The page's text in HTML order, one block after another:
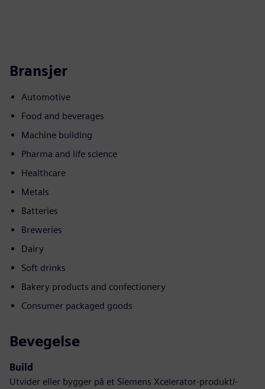
Bransjer
Automotive
Food and beverages
Machine building
Pharma and life science
Healthcare
Metals
Batteries
Breweries
Dairy
Soft drinks
Bakery products and confectionery
Consumer packaged goods
Bevegelse
Build
Utvider eller bygger på et Siemens Xcelerator-produkt/-